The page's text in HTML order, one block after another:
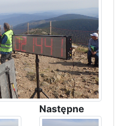
Następne